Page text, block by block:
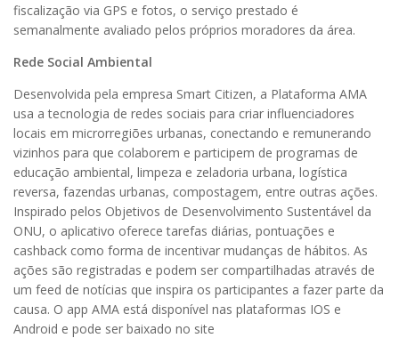
fiscalização via GPS e fotos, o serviço prestado é
semanalmente avaliado pelos próprios moradores da área.
Rede Social Ambiental
Desenvolvida pela empresa Smart Citizen, a Plataforma AMA
usa a tecnologia de redes sociais para criar influenciadores
locais em microrregiões urbanas, conectando e remunerando
vizinhos para que colaborem e participem de programas de
educação ambiental, limpeza e zeladoria urbana, logística
reversa, fazendas urbanas, compostagem, entre outras ações.
Inspirado pelos Objetivos de Desenvolvimento Sustentável da
ONU, o aplicativo oferece tarefas diárias, pontuações e
cashback como forma de incentivar mudanças de hábitos. As
ações são registradas e podem ser compartilhadas através de
um feed de notícias que inspira os participantes a fazer parte da
causa. O app AMA está disponível nas plataformas IOS e
Android e pode ser baixado no site